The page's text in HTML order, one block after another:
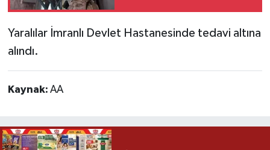
Yaralılar İmranlı Devlet Hastanesinde tedavi altına
alındı.
Kaynak: AA